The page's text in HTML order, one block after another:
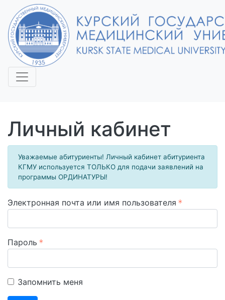
Личный кабинет
Уважаемые абитуриенты! Личный кабинет абитуриента
КГМУ используется ТОЛЬКО для подачи заявлений на
программы ОРДИНАТУРЫ!
Электронная почта или имя пользователя
Пароль
Запомнить меня